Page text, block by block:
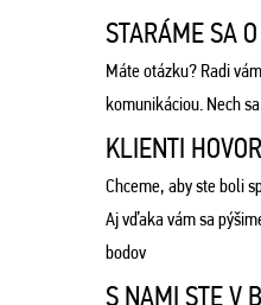
STARÁME SA
Máte otázku? Radi
komunikáciou. Nech
KLIENTI
Chceme, aby ste boli
Aj vďaka vám sa
bodov
S NAMI STE V